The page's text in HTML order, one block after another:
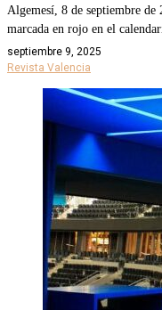
Algemesí, 8 de septiembre de
marcada en rojo en el
septiembre 9, 2025
Revista Valencia